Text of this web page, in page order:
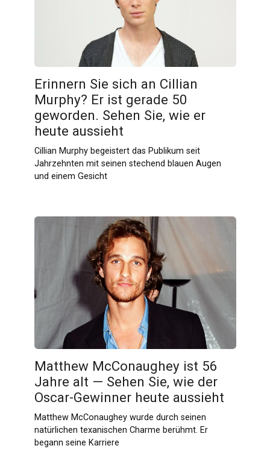
Erinnern Sie sich an Cillian
Murphy? Er ist gerade 50
geworden. Sehen Sie, wie er
heute aussieht
Cillian Murphy begeistert das Publikum seit
Jahrzehnten mit seinen stechend blauen Augen
und einem Gesicht
Matthew McConaughey ist 56
Jahre alt — Sehen Sie, wie der
Oscar-Gewinner heute aussieht
Matthew McConaughey wurde durch seinen
natürlichen texanischen Charme berühmt. Er
begann seine Karriere